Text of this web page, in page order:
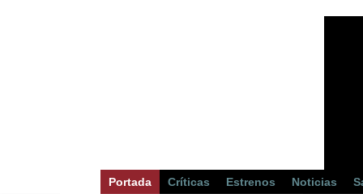
Portada Críticas Estrenos Noticias